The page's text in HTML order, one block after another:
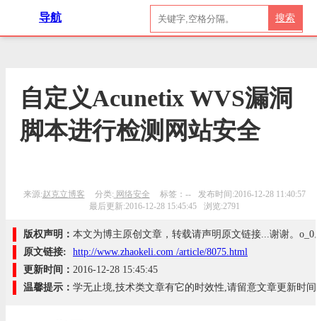
导航 搜索
自定义Acunetix WVS漏洞
脚本进行检测网站安全
来源:赵克立博客 分类: 网络安全 标签：--
发布时间:2016-12-28 11:40:57
最后更新:2016-12-28 15:45:45
浏览:2791
版权声明： 本文为博主原创文章，转载请声明原文链接...谢谢。o_0
原文链接:
http://www.zhaokeli.com /article/8075.html
更新时间： 2016-12-28 15:45:45
温馨提示： 学无止境,技术类文章有它的时效性,请留意文章更新时